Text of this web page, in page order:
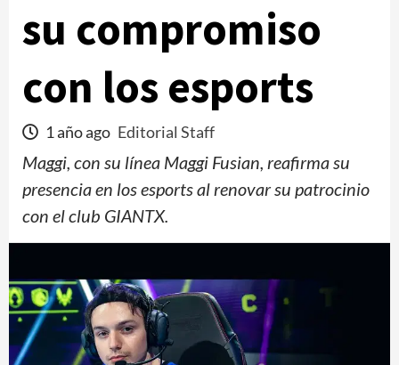
su compromiso
con los esports
1 año ago Editorial Staff
Maggi, con su línea Maggi Fusian, reafirma su
presencia en los esports al renovar su patrocinio
con el club GIANTX.